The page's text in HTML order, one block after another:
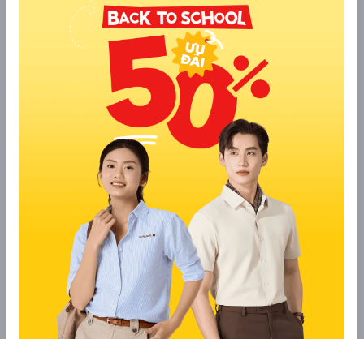
Ricky Bobby là người vô cùng nỗ lực với quyết tâm “chiến
thắng trên mọi đường đua”. Anh và người bạn thân của mình là
Cal Naughton Jr. tham gia rất nhiều giải đấu. Và họ luôn đạt
top 1 và top 2. Xewn kẽ trong bộ phim là những màn cười ra
nước mắt của đôi bạn thân này.
7. Overdrive - Siêu tốc độ
Đạo diễn: Antonio Negret
Diễn viên: Ana De Armas, Scott Eastwood, Gaia Weiss,
John C.Reilly,…
Năm phát hành: 2017